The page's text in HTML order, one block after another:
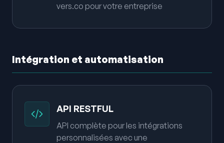
vers.co pour votre entreprise
Intégration et automatisation
API RESTFUL
API complète pour les intégrations
personnalisées avec une